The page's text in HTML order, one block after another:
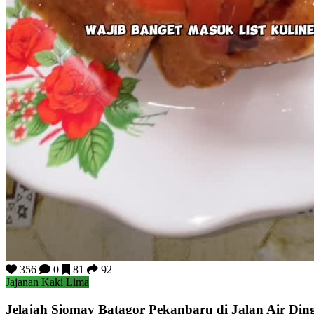
356 0 81
92
Jajanan Kaki Lima
Jelajah Siomay Batagor Pekanbaru di Jalan Air